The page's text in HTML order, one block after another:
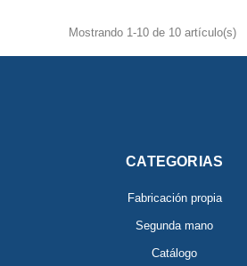
Mostrando 1-10 de 10 artículo(s)
CATEGORIAS
Fabricación propia
Segunda mano
Catálogo